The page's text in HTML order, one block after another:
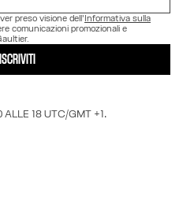
preso visione dell'Informativa sulla
comunicazioni promozionali e
ISCRIVITI
ALLE 18 UTC/GMT +1.